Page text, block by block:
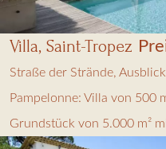
Villa, Saint-Tropez
Straße der Strände,
Pampelonne: Villa von 500
Grundstück von 5.000 m²